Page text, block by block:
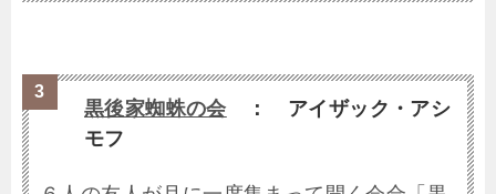
黒後家蜘蛛の会： アイザック・アシ
モフ